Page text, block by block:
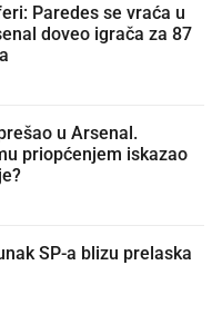
Paredes se vraća u
doveo igrača za 87
u Arsenal.
priopćenjem iskazao
SP-a blizu prelaska